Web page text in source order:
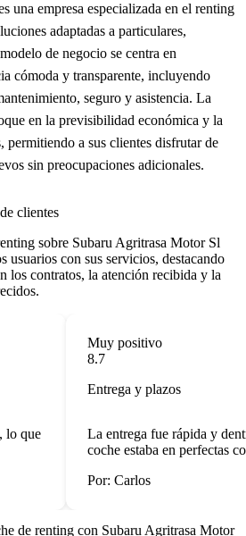
una empresa especializada en el renting
adaptadas a particulares,
de negocio se centra en
cómoda y transparente, incluyendo
seguro y asistencia. La
en la previsibilidad económica y la
a sus clientes disfrutar de
sin preocupaciones adicionales.
clientes
sobre Subaru Agritrasa Motor Sl
usuarios con sus servicios, destacando
los contratos, la atención recibida y la
que
Muy positivo
8.7
Entrega y plazos
La entrega fue rápida y
coche estaba en perfectas
Por: Carlos
de renting con Subaru Agritrasa Motor